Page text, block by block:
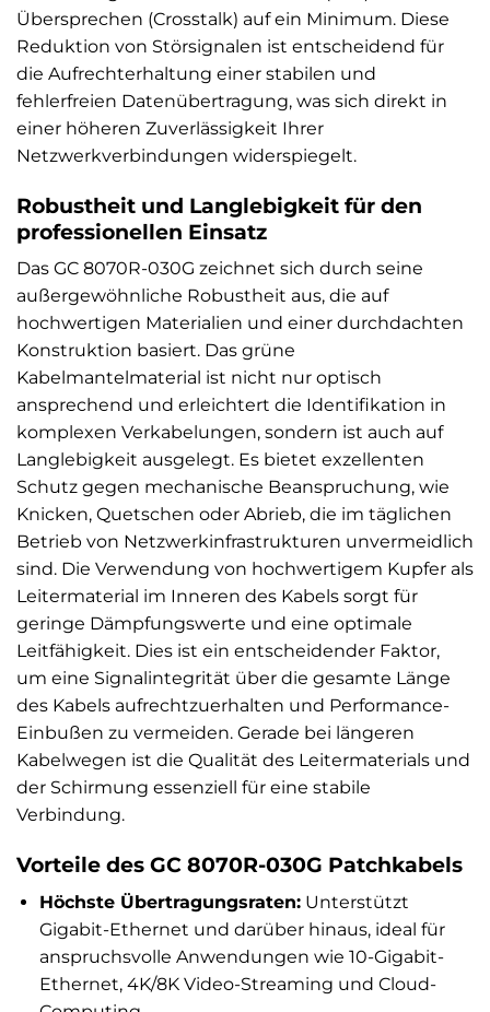
Übersprechen (Crosstalk) auf ein Minimum. Diese
Reduktion von Störsignalen ist entscheidend für
die Aufrechterhaltung einer stabilen und
fehlerfreien Datenübertragung, was sich direkt in
einer höheren Zuverlässigkeit Ihrer
Netzwerkverbindungen widerspiegelt.
Robustheit und Langlebigkeit für den
professionellen Einsatz
Das GC 8070R-030G zeichnet sich durch seine
außergewöhnliche Robustheit aus, die auf
hochwertigen Materialien und einer durchdachten
Konstruktion basiert. Das grüne
Kabelmantelmaterial ist nicht nur optisch
ansprechend und erleichtert die Identifikation in
komplexen Verkabelungen, sondern ist auch auf
Langlebigkeit ausgelegt. Es bietet exzellenten
Schutz gegen mechanische Beanspruchung, wie
Knicken, Quetschen oder Abrieb, die im täglichen
Betrieb von Netzwerkinfrastrukturen unvermeidlich
sind. Die Verwendung von hochwertigem Kupfer als
Leitermaterial im Inneren des Kabels sorgt für
geringe Dämpfungswerte und eine optimale
Leitfähigkeit. Dies ist ein entscheidender Faktor,
um eine Signalintegrität über die gesamte Länge
des Kabels aufrechtzuerhalten und Performance-
Einbußen zu vermeiden. Gerade bei längeren
Kabelwegen ist die Qualität des Leitermaterials und
der Schirmung essenziell für eine stabile
Verbindung.
Vorteile des GC 8070R-030G Patchkabels
Höchste Übertragungsraten:Unterstützt
Gigabit-Ethernet und darüber hinaus, ideal für
anspruchsvolle Anwendungen wie 10-Gigabit-
Ethernet, 4K/8K Video-Streaming und Cloud-